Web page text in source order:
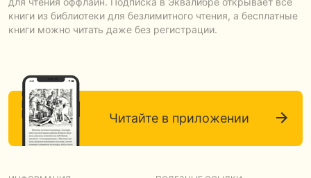
книги из библиотеки для безлимитного чтения, а бесплатные
книги можно читать даже без регистрации.
Читайте в приложении